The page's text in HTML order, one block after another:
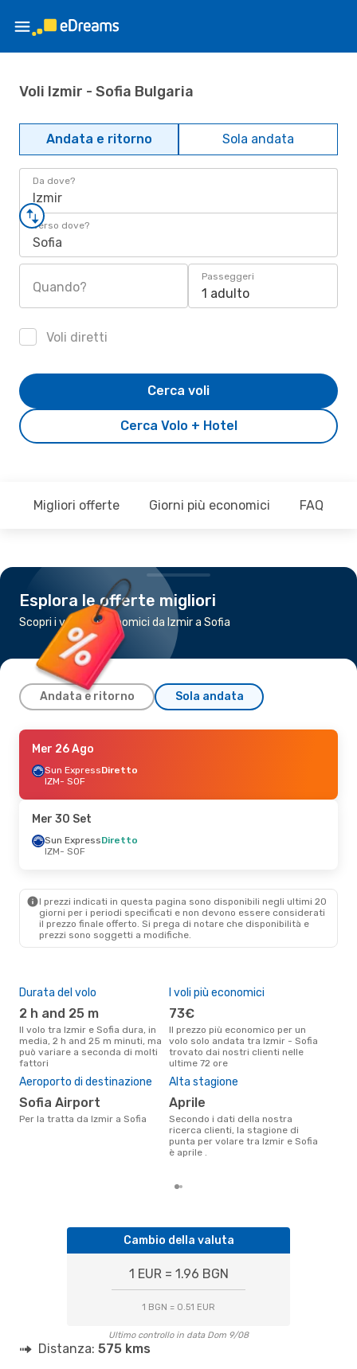
Voli Izmir - Sofia Bulgaria
Andata e ritorno Sola andata
Da dove?
Izmir
Verso dove?
Sofia
Quando?
Passeggeri
1 adulto
Voli diretti
Cerca Volo + Hotel
Cerca voli
Migliori offerte Giorni più economici FAQ
Esplora le offerte migliori
Scopri i voli più economici da Izmir a Sofia
Andata e ritorno Sola andata
Sab 29 Ago
Ajet 1 Scalo
IZM- SOF
SOF- IZM
Mer 26 Ago
Sun ExpressDiretto
IZM- SOF
Mer 30 Set
Sun ExpressDiretto
IZM- SOF
I prezzi indicati in questa pagina sono disponibili negli ultimi 20
giorni per i periodi specificati e non devono essere considerati
il ​​prezzo finale offerto. Si prega di notare che disponibilità e
prezzi sono soggetti a modifiche.
Durata del volo
2 h and 25 m
Il volo tra Izmir e Sofia dura, in
media, 2 h and 25 m minuti, ma
può variare a seconda di molti
fattori
I voli più economici
73€
Il prezzo più economico per un
volo solo andata tra Izmir - Sofia
trovato dai nostri clienti nelle
ultime 72 ore
Aeroporto di destinazione
Sofia Airport
Per la tratta da Izmir a Sofia
Alta stagione
aprile
Secondo i dati della nostra
ricerca clienti, la stagione di
punta per volare tra Izmir e Sofia
è aprile .
Cambio della valuta
1 EUR = 1.96 BGN
1 BGN = 0.51 EUR
Ultimo controllo in data Dom 9/08
Distanza: 575 kms